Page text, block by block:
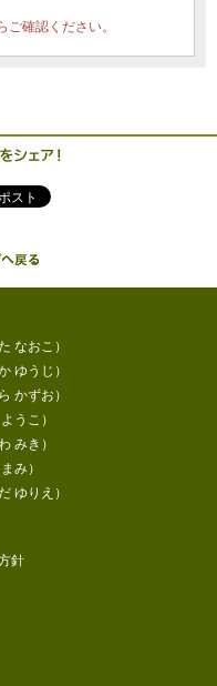
確認ください。
なおこ）
ゆうじ）
かずお）
うこ）
みき）
み）
ゆりえ）
針